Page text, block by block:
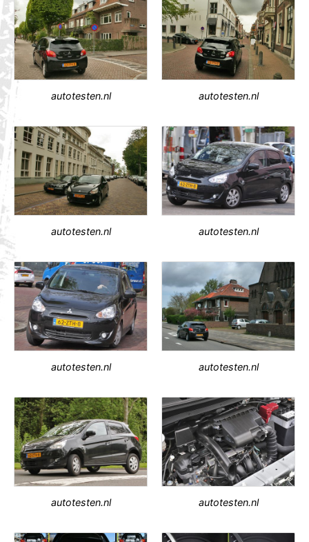
autotesten.nl autotesten.nl
autotesten.nl autotesten.nl
autotesten.nl autotesten.nl
autotesten.nl autotesten.nl